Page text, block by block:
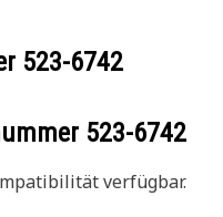
523-6742
523-6742
verfügbar.